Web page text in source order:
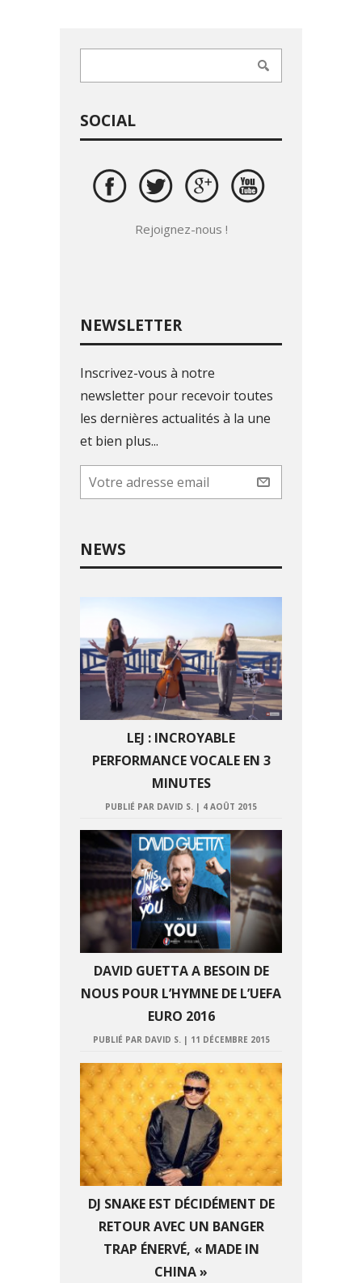
SOCIAL
Rejoignez-nous !
NEWSLETTER
Inscrivez-vous à notre
newsletter pour recevoir toutes
les dernières actualités à la une
et bien plus...
NEWS
LEJ : INCROYABLE
PERFORMANCE VOCALE EN 3
MINUTES
PUBLIÉ PAR DAVID S. | 4 AOÛT 2015
DAVID GUETTA A BESOIN DE
NOUS POUR L’HYMNE DE L’UEFA
EURO 2016
PUBLIÉ PAR DAVID S.| 11 DÉCEMBRE 2015
DJ SNAKE EST DÉCIDÉMENT DE
RETOUR AVEC UN BANGER
TRAP ÉNERVÉ, « MADE IN
CHINA »